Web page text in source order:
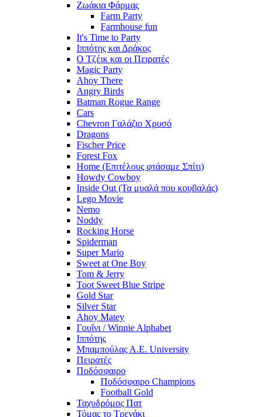
Ζωάκια Φάρμας
Farm Party
Farmhouse fun
It's Time to Party
Ιππότης και Δράκος
Ο Τζέικ και οι Πειρατές
Magic Party
Ahoy There
Angry Birds
Batman Rogue Range
Cars
Chevron Γαλάζιο Χρυσό
Dragons
Fischer Price
Forest Fox
Home (Επιτέλους φτάσαμε Σπίτι)
Howdy Cowboy
Inside Out (Τα μυαλά που κουβαλάς)
Lego Movie
Nemo
Noddy
Rocking Horse
Spiderman
Super Mario
Sweet at One Boy
Tom & Jerry
Toot Sweet Blue Stripe
Gold Star
Silver Star
Ahoy Matey
Γουΐνι / Winnie Alphabet
Ιππότης
Μπαμπούλας Α.Ε. University
Πειρατές
Ποδόσφαιρο
Ποδόσφαιρο Champions
Football Gold
Ταχυδρόμος Πατ
Τόμας το Τρενάκι